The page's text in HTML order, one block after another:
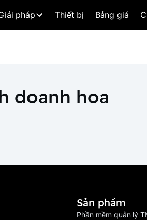
pháp Thiết bị Bảng giá
doanh hoa
Sản phầm
Phần mềm quản lý